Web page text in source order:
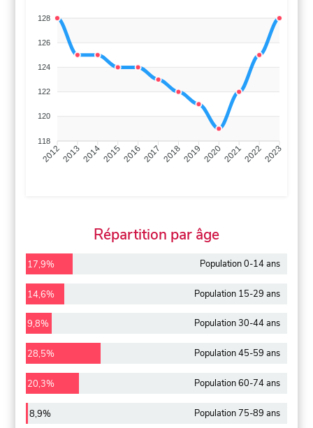
128
126
124
122
120
118
201220132014201520162017 20182019 2020202120222023
Répartition par âge
17,9% Population 0-14 ans
14,6% Population 15-29 ans
9,8% Population 30-44 ans
28,5% Population 45-59 ans
20,3% Population 60-74 ans
8,9% Population 75-89 ans